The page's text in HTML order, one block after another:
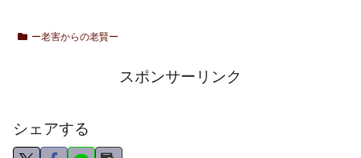
ー老害からの老賢ー
スポンサーリンク
シェアする